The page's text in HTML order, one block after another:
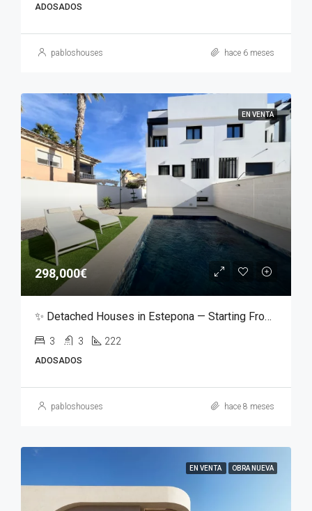
ADOSADOS
pabloshouses hace 6 meses
EN VENTA
298,000€
✨ Detached Houses in Estepona — Starting From €298,000 ✨
3 3 222
ADOSADOS
pabloshouses hace 8 meses
EN VENTA OBRA NUEVA